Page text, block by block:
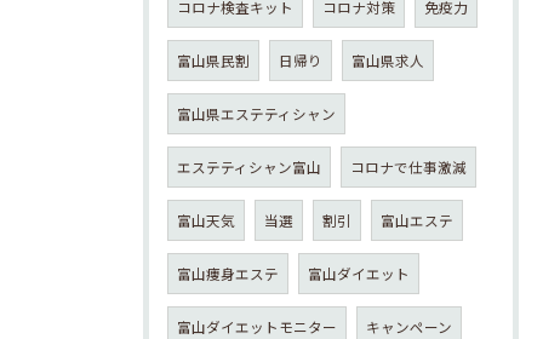
コロナ検査キット コロナ対策 免疫力
富山県民割 日帰り 富山県求人
富山県エステティシャン
エステティシャン富山 コロナで仕事激減
富山天気 当選 割引 富山エステ
富山痩身エステ 富山ダイエット
富山ダイエットモニター キャンペーン